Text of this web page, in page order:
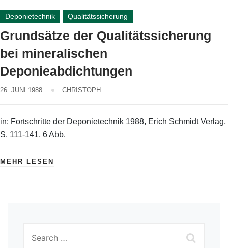
Deponietechnik Qualitätssicherung
Grundsätze der Qualitätssicherung
bei mineralischen
Deponieabdichtungen
26. JUNI 1988 CHRISTOPH
in: Fortschritte der Deponietechnik 1988, Erich Schmidt Verlag,
S. 111-141, 6 Abb.
MEHR LESEN